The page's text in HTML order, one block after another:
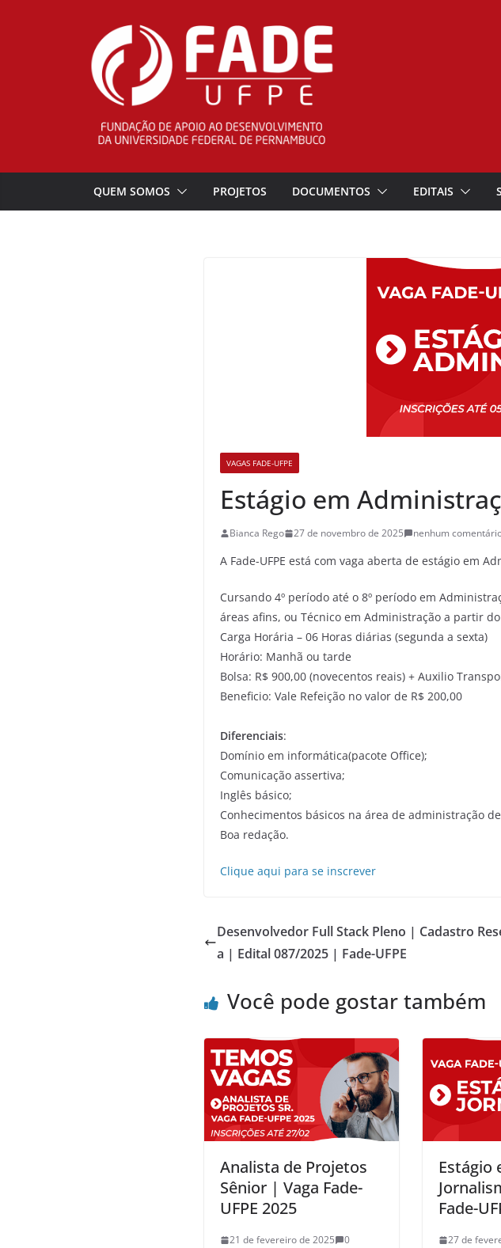
QUEM SOMOS PROJETOS DOCUMENTOS EDITAIS
VAGAS FADE-UFPE
Estágio em
Bianca Rego 27 de novembro de 2025 nenhum
A Fade-UFPE está com vaga aberta de estágio em
Cursando 4º período até o 8º período em
áreas afins, ou Técnico em Administração a partir
Carga Horária – 06 Horas diárias (segunda a sexta)
Horário: Manhã ou tarde
Bolsa: R$ 900,00 (novecentos reais) + Auxilio
Beneficio: Vale Refeição no valor de R$ 200,00
Diferenciais:
Domínio em informática(pacote Office);
Comunicação assertiva;
Inglês básico;
Conhecimentos básicos na área de administração
Boa redação.
Clique aqui para se inscrever
Desenvolvedor Full Stack Pleno | Cadastro
a | Edital 087/2025 | Fade-UFPE
Você pode gostar também
Analista de Projetos
Sênior | Vaga Fade-
UFPE 2025
21 de fevereiro de 2025 0
Estágio
Fade-
27 de